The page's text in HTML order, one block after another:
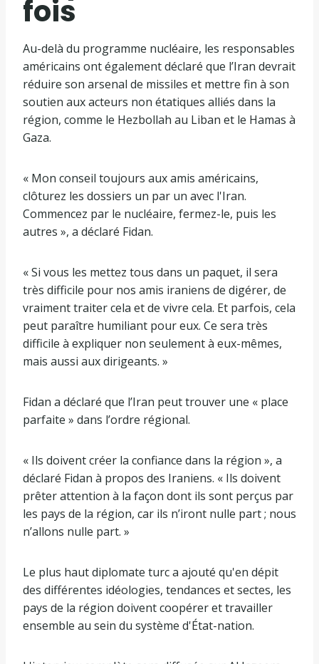
fois
Au-delà du programme nucléaire, les responsables
américains ont également déclaré que l’Iran devrait
réduire son arsenal de missiles et mettre fin à son
soutien aux acteurs non étatiques alliés dans la
région, comme le Hezbollah au Liban et le Hamas à
Gaza.
« Mon conseil toujours aux amis américains,
clôturez les dossiers un par un avec l'Iran.
Commencez par le nucléaire, fermez-le, puis les
autres », a déclaré Fidan.
« Si vous les mettez tous dans un paquet, il sera
très difficile pour nos amis iraniens de digérer, de
vraiment traiter cela et de vivre cela. Et parfois, cela
peut paraître humiliant pour eux. Ce sera très
difficile à expliquer non seulement à eux-mêmes,
mais aussi aux dirigeants. »
Fidan a déclaré que l’Iran peut trouver une « place
parfaite » dans l’ordre régional.
« Ils doivent créer la confiance dans la région », a
déclaré Fidan à propos des Iraniens. « Ils doivent
prêter attention à la façon dont ils sont perçus par
les pays de la région, car ils n’iront nulle part ; nous
n’allons nulle part. »
Le plus haut diplomate turc a ajouté qu'en dépit
des différentes idéologies, tendances et sectes, les
pays de la région doivent coopérer et travailler
ensemble au sein du système d'État-nation.